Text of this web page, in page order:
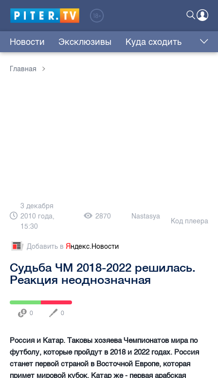
Новости Эксклюзивы Куда сходить
Главная
3 декабря
2010 года,
15:30
2870 Nastasya
Код плеера
Добавить в Яндекс.Новости
Судьба ЧМ 2018-2022 решилась.
Реакция неоднозначная
0 0
Россия и Катар. Таковы хозяева Чемпионатов мира по
футболу, которые пройдут в 2018 и 2022 годах. Россия
станет первой страной в Восточной Европе, которая
примет мировой кубок. Катар же - первая арабская